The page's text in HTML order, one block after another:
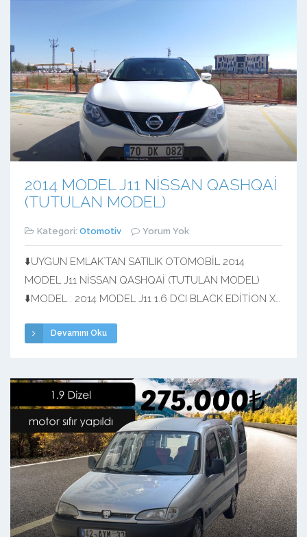
2014 MODEL J11 NİSSAN QASHQAİ
(TUTULAN MODEL)
Kategori: Otomotiv Yorum Yok
⬇️UYGUN EMLAK`TAN SATILIK OTOMOBİL 2014
MODEL J11 NİSSAN QASHQAİ (TUTULAN MODEL)
⬇️MODEL : 2014 MODEL J11 1.6 DCI BLACK EDİTİON X
:DİZEL ⬇️KM : 390.000 KM ⬇️VİTES :OTOMATİK
990.000 TL […]
Devamını Oku